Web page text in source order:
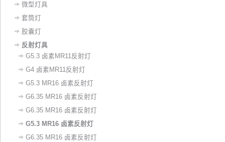
微型灯具
套筒灯
胶囊灯
反射灯具
G5.3 卤素MR11反射灯
G4 卤素MR11反射灯
G5.3 MR16 卤素反射灯
G6.35 MR16 卤素反射灯
G6.35 MR16 卤素反射灯
G5.3 MR16 卤素反射灯
G6.35 MR16 卤素反射灯